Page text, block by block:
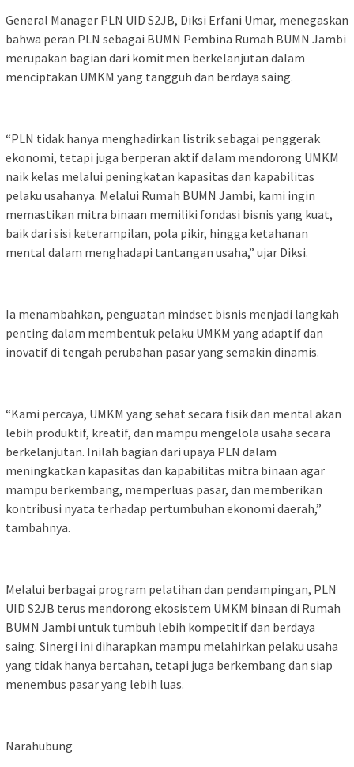
General Manager PLN UID S2JB, Diksi Erfani Umar, menegaskan
bahwa peran PLN sebagai BUMN Pembina Rumah BUMN Jambi
merupakan bagian dari komitmen berkelanjutan dalam
menciptakan UMKM yang tangguh dan berdaya saing.
“PLN tidak hanya menghadirkan listrik sebagai penggerak
ekonomi, tetapi juga berperan aktif dalam mendorong UMKM
naik kelas melalui peningkatan kapasitas dan kapabilitas
pelaku usahanya. Melalui Rumah BUMN Jambi, kami ingin
memastikan mitra binaan memiliki fondasi bisnis yang kuat,
baik dari sisi keterampilan, pola pikir, hingga ketahanan
mental dalam menghadapi tantangan usaha,” ujar Diksi.
Ia menambahkan, penguatan mindset bisnis menjadi langkah
penting dalam membentuk pelaku UMKM yang adaptif dan
inovatif di tengah perubahan pasar yang semakin dinamis.
“Kami percaya, UMKM yang sehat secara fisik dan mental akan
lebih produktif, kreatif, dan mampu mengelola usaha secara
berkelanjutan. Inilah bagian dari upaya PLN dalam
meningkatkan kapasitas dan kapabilitas mitra binaan agar
mampu berkembang, memperluas pasar, dan memberikan
kontribusi nyata terhadap pertumbuhan ekonomi daerah,”
tambahnya.
Melalui berbagai program pelatihan dan pendampingan, PLN
UID S2JB terus mendorong ekosistem UMKM binaan di Rumah
BUMN Jambi untuk tumbuh lebih kompetitif dan berdaya
saing. Sinergi ini diharapkan mampu melahirkan pelaku usaha
yang tidak hanya bertahan, tetapi juga berkembang dan siap
menembus pasar yang lebih luas.
Narahubung